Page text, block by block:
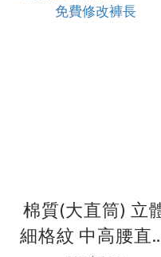
棉質(大直筒) 立體
細格紋 中高腰直